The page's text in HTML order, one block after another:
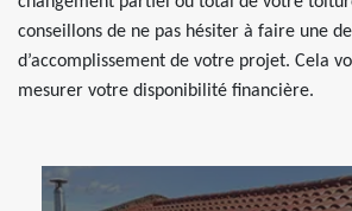
conseillons de ne pas hésiter à faire une
d’accomplissement de votre projet. Cela
mesurer votre disponibilité financière.